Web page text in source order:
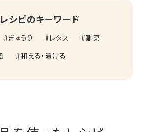
シピのキーワード
きゅうり レタス
副菜
和える・漬ける